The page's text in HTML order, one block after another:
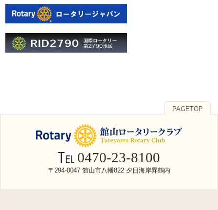
PAGETOP
0470-23-8100
〒294-0047 館山市八幡822 夕日海岸昇鶴内